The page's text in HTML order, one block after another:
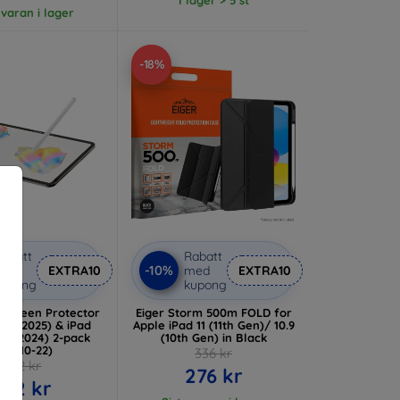
varan i lager
Rabatt
kupong
EXTRA10
Screen Protector
(2025) & iPad
2024) 2-pack
10-22)
702 kr
632 kr
-18%
-10%
Rabatt
med
kupong
EXTRA10
Eiger Storm 500m FOLD for
Apple iPad 11 (11th Gen)/ 10.9
(10th Gen) in Black
336 kr
276 kr